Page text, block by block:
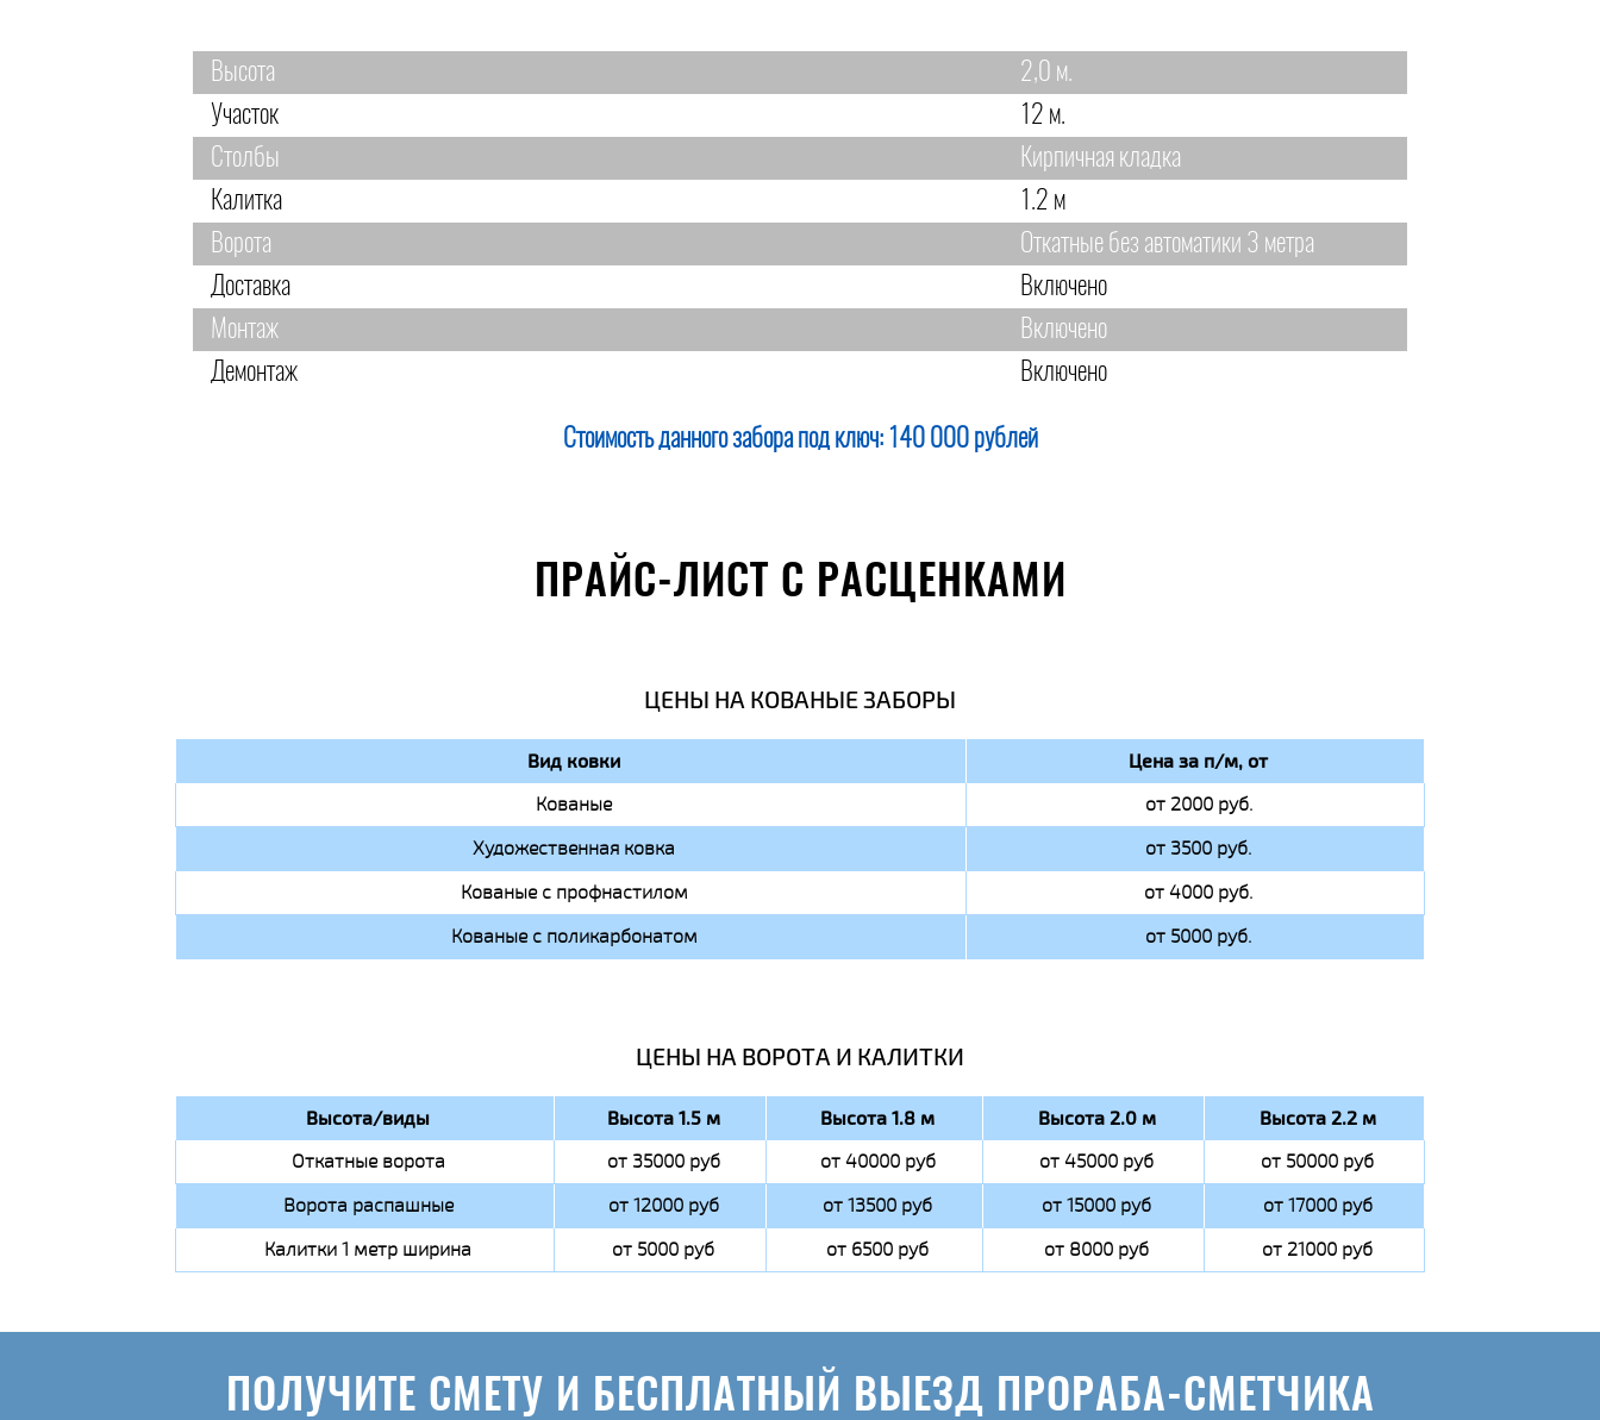
Высота
2,0 м.
Участок
12 м.
Столбы
Кирпичная кладка
Калитка
1.2 м
Ворота
Откатные без автоматики 3 метра
Доставка
Включено
Монтаж
Включено
Демонтаж
Включено
Стоимость данного забора под ключ: 140 000 рублей
ПРАЙС-ЛИСТ С РАСЦЕНКАМИ
ЦЕНЫ НА КОВАНЫЕ ЗАБОРЫ
Вид ковки Цена за п/м, от
Кованые
от 2000 руб.
Художественная ковка
от 3500 руб.
Кованые с профнастилом
от 4000 руб.
Кованые с поликарбонатом
от 5000 руб.
ЦЕНЫ НА ВОРОТА И КАЛИТКИ
Высота/виды Высота 1.5 м Высота 1.8 м Высота 2.0 м Высота 2.2 м
Откатные ворота от 35000 руб от 40000 руб от 45000 руб
от 50000 руб
Ворота распашные
от 12000 руб от 13500 руб от 15000 руб
от 17000 руб
Калитки 1 метр ширина
от 5000 руб от 6500 руб от 8000 руб от 21000 руб
ПОЛУЧИТЕ СМЕТУ И БЕСПЛАТНЫЙ ВЫЕЗД ПРОРАБА-СМЕТЧИКА